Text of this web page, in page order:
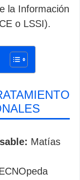
la Información
o LSSI).
Matías